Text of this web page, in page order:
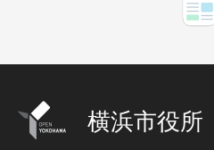
横浜市役所